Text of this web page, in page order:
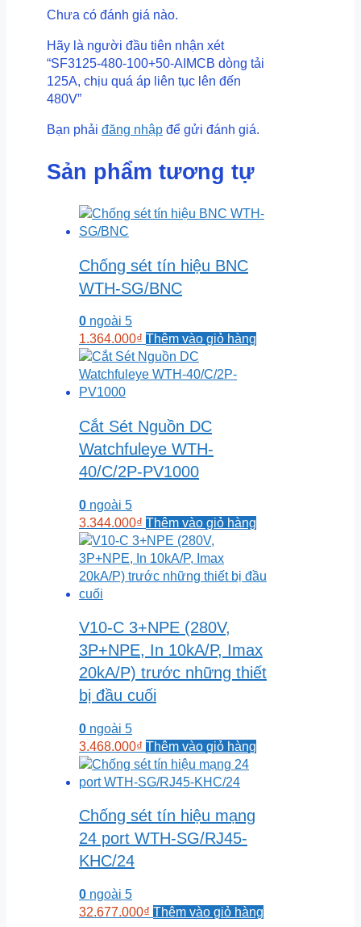
Chưa có đánh giá nào.
Hãy là người đầu tiên nhận xét
“SF3125-480-100+50-AIMCB dòng tải
125A, chịu quá áp liên tục lên đến
480V”
Bạn phải đăng nhập để gửi đánh giá.
Sản phẩm tương tự
Chống sét tín hiệu BNC
WTH-SG/BNC
0 ngoài 5
1.364.000₫ Thêm vào giỏ hàng
Cắt Sét Nguồn DC
Watchfuleye WTH-
40/C/2P-PV1000
0 ngoài 5
3.344.000₫ Thêm vào giỏ hàng
V10-C 3+NPE (280V,
3P+NPE, In 10kA/P, Imax
20kA/P) trước những thiết
bị đầu cuối
0 ngoài 5
3.468.000₫ Thêm vào giỏ hàng
Chống sét tín hiệu mạng
24 port WTH-SG/RJ45-
KHC/24
0 ngoài 5
32.677.000₫ Thêm vào giỏ hàng